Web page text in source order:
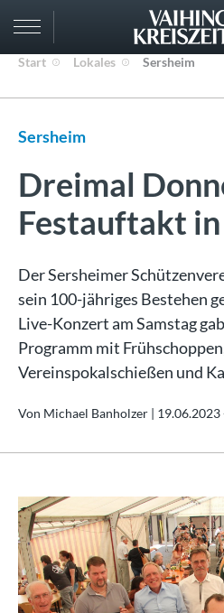
Start Lokales Sersheim
Sersheim
Dreimal
Festauftakt
Der Sersheimer
sein 100-jähriges Bestehen
Live-Konzert am Samstag
Programm mit
Vereinspokalschießen und
Von Michael Banholzer |